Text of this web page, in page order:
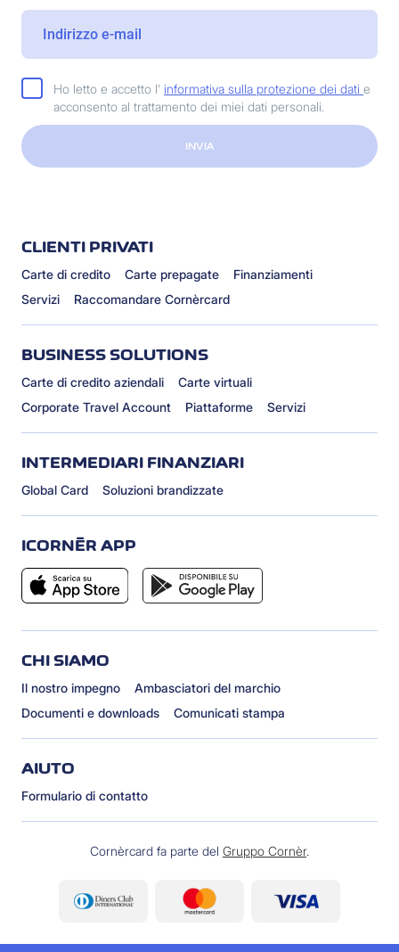
Ho letto e accetto l' informativa sulla protezione dei dati e
acconsento al trattamento dei miei dati personali.
INVIA
CLIENTI PRIVATI
Carte di credito Carte prepagate
Finanziamenti
Servizi
Raccomandare Cornèrcard
BUSINESS SOLUTIONS
Carte di credito aziendali
Carte virtuali
Corporate Travel Account
Piattaforme Servizi
INTERMEDIARI FINANZIARI
Global Card Soluzioni brandizzate
ICORNÈR APP
CHI SIAMO
Il nostro impegno
Ambasciatori del marchio
Documenti e downloads
Comunicati stampa
AIUTO
Formulario di contatto
Cornèrcard fa parte del Gruppo Cornèr.